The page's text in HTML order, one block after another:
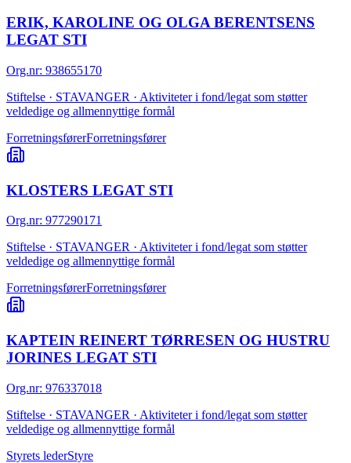
ERIK, KAROLINE OG OLGA BERENTSENS
LEGAT STI
Org.nr: 938655170
Stiftelse · STAVANGER · Aktiviteter i fond/legat som støtter
veldedige og allmennyttige formål
ForretningsførerForretningsfører
KLOSTERS LEGAT STI
Org.nr: 977290171
Stiftelse · STAVANGER · Aktiviteter i fond/legat som støtter
veldedige og allmennyttige formål
ForretningsførerForretningsfører
KAPTEIN REINERT TØRRESEN OG HUSTRU
JORINES LEGAT STI
Org.nr: 976337018
Stiftelse · STAVANGER · Aktiviteter i fond/legat som støtter
veldedige og allmennyttige formål
Styrets lederStyre